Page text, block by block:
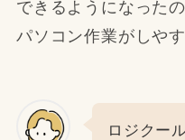
できるようになった
パソコン作業がしや
ロジクー